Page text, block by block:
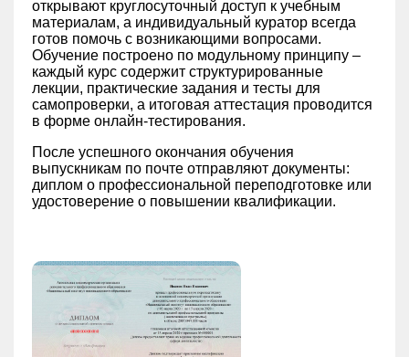
открывают круглосуточный доступ к учебным
материалам, а индивидуальный куратор всегда
готов помочь с возникающими вопросами.
Обучение построено по модульному принципу –
каждый курс содержит структурированные
лекции, практические задания и тесты для
самопроверки, а итоговая аттестация проводится
в форме онлайн-тестирования.
После успешного окончания обучения
выпускникам по почте отправляют документы:
диплом о профессиональной переподготовке или
удостоверение о повышении квалификации.